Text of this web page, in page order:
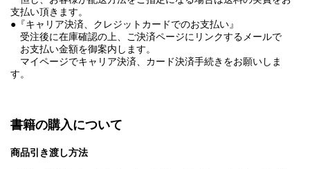
支払い頂きます。
●『キャリア決済、クレジットカードでのお支払い』
受注後に在庫確認の上、ご決済ページにリンクするメールで
お支払い金額を御案内します。
マイページでキャリア決済、カード決済手続きをお願いしま
す。
書籍の購入について
商品引き渡し方法